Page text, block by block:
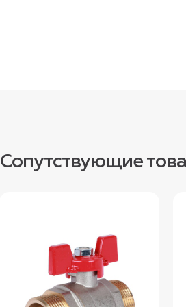
Сопутствующие